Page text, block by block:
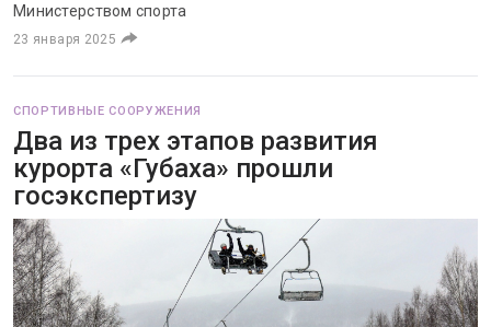
Министерством спорта
23 января 2025
СПОРТИВНЫЕ СООРУЖЕНИЯ
Два из трех этапов развития
курорта «Губаха» прошли
госэкспертизу